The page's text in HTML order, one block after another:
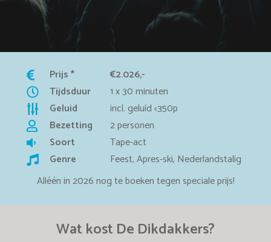
Prijs *
€2.026,-
Tijdsduur
1 x 30 minuten
Geluid
incl. geluid <350p
Bezetting
2 personen
Soort
Tape-act
Genre
Feest, Apres-ski, Nederlandstalig
Alléén in 2026 nog te boeken tegen speciale prijs!
Wat kost De Dikdakkers?